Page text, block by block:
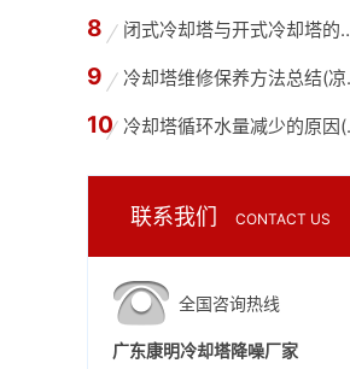
闭式冷却塔与开式
冷却塔
冷却塔
联系我们 CONTACT US
全国咨询热线
广东康明冷却塔降噪厂家